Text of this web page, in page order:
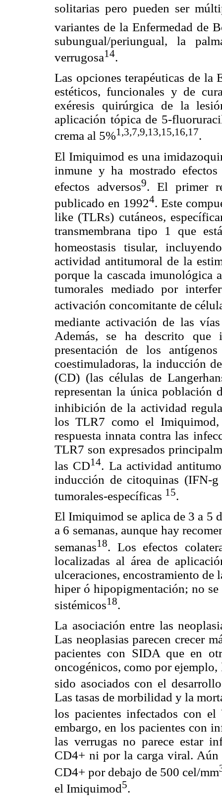
solitarias pero pueden ser
variantes de la Enfermedad de
subungual/periungual, la
verrugosa14.
Las opciones terapéuticas de la
estéticos, funcionales y de
exéresis quirúrgica de la
aplicación tópica de 5-
crema al 5%1,3,7,9,13,15,16,17.
El Imiquimod es una
inmune y ha mostrado
efectos adversos9. El primer
publicado en 19924. Este
like (TLRs) cutáneos,
transmembrana tipo 1 que
homeostasis tisular,
actividad antitumoral de la
porque la cascada imunológica
tumorales mediado por
activación concomitante de
mediante activación de las
Además, se ha descrito que
presentación de los
coestimuladoras, la inducción
(CD) (las células de
representan la única población
inhibición de la actividad
los TLR7 como el Imiquimod,
respuesta innata contra las
TLR7 son expresados
las CD14. La actividad
inducción de citoquinas (IFN-
tumorales-específicas 15.
El Imiquimod se aplica de 3 a 5
a 6 semanas, aunque hay
semanas18. Los efectos
localizadas al área de
ulceraciones, encostramiento de
hiper ó hipopigmentación; no
sistémicos18.
La asociación entre las
Las neoplasias parecen crecer
pacientes con SIDA que en
oncogénicos, como por
sido asociados con el
Las tasas de morbilidad y la
los pacientes infectados con
embargo, en los pacientes con
las verrugas no parece estar
CD4+ ni por la carga viral. Aún
CD4+ por debajo de 500 cel/mm
el Imiquimod5.